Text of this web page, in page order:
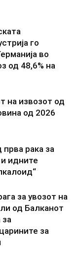
го
во
од 48,6% на
на извозот од
од 2026
рака за
идните
за увозот на
од Балканот
за